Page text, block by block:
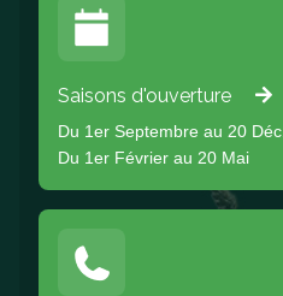
Saisons d'ouverture
Du 1er Septembre au 20 Déc.
Du 1er Février au 20 Mai